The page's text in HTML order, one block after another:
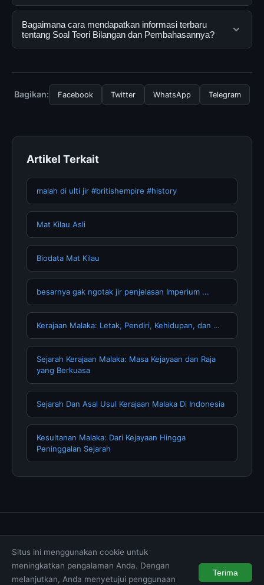
pengguna mendapatkan informasi lengkap dan
terpercaya. Anda dapat menggunakannya dengan
mengunjungi situs resmi dan mengikuti panduan yang
tersedia.
Ya, Soal Teori Bilangan dan Pembahasannya dapat
diakses secara gratis oleh semua pengguna. Tidak ada
biaya tersembunyi atau langganan yang diperlukan
Bagaimana cara mendapatkan informasi terbaru
tentang Soal Teori Bilangan dan Pembahasannya?
mengunjungi halaman resmi kami secara berkala. Kami
selalu memperbarui konten dengan informasi terkini dan
Bagikan: Facebook Twitter WhatsApp Telegram
Artikel Terkait
malah di ulti jir #britishempire #history
Mat Kilau Asli
Biodata Mat Kilau
besarnya gak ngotak jir penjelasan Imperium ...
Kerajaan Malaka: Letak, Pendiri, Kehidupan, dan …
Sejarah Kerajaan Malaka: Masa Kejayaan dan Raja
yang Berkuasa
Sejarah Dan Asal Usul Kerajaan Malaka Di Indonesia
Kesultanan Malaka: Dari Kejayaan Hingga
Peninggalan Sejarah
Syarat & Ketentuan
© 2026 wintechmobiles.com. All rights reserved.
Situs ini menggunakan cookie untuk
meningkatkan pengalaman Anda. Dengan
melanjutkan, Anda menyetujui penggunaan
Terima